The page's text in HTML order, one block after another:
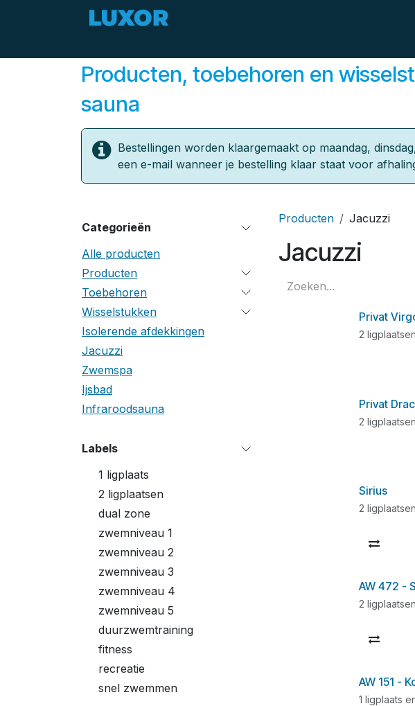
Overslaan naar inhoud
Producten, toebehoren en
sauna
Bestellingen worden klaargemaakt op maandag,
een e-mail wanneer je bestelling klaar staat voor
Categorieën
Alle producten
Producten
Toebehoren
Wisselstukken
Isolerende afdekkingen
Jacuzzi
Zwemspa
Ijsbad
Infraroodsauna
Labels
1 ligplaats
2 ligplaatsen
dual zone
zwemniveau 1
zwemniveau 2
zwemniveau 3
zwemniveau 4
zwemniveau 5
duurzwemtraining
fitness
recreatie
snel zwemmen
Producten Jacuzzi
Jacuzzi
Privat
2
Privat
2
Sirius
2
AW 472 -
2
AW 151 -
1 ligplaats